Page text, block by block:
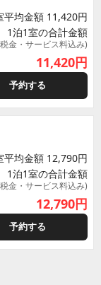
平均金額 11,420円
1泊1室の合計金額
金・サービス料込み)
11,420円
予約する
平均金額 12,790円
1泊1室の合計金額
金・サービス料込み)
12,790円
予約する